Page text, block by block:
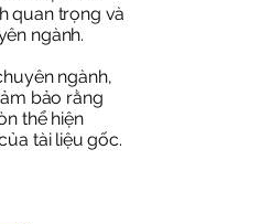
quan trọng và
ngành.
ngành,
bảo rằng
thể hiện
tài liệu gốc.